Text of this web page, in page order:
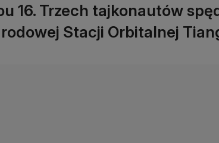
16. Trzech tajkonautów
Stacji Orbitalnej